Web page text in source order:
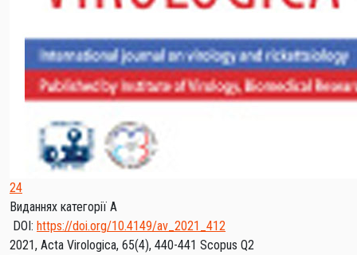
24
Виданнях категорії А
DOI: https://doi.org/10.4149/av_2021_412
2021, Acta Virologica, 65(4), 440-441 Scopus Q2